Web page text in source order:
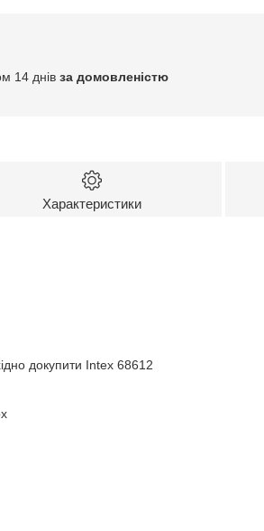
14 днів за домовленістю
Характеристики
докупити Intex 68612